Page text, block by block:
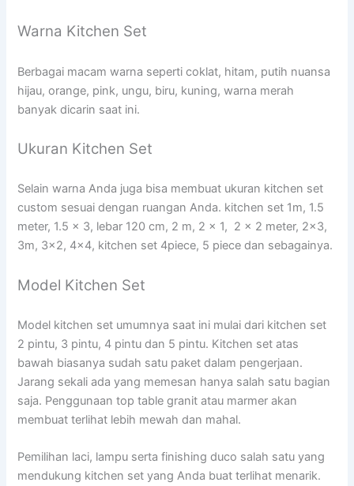
Warna Kitchen Set
Berbagai macam warna seperti coklat, hitam, putih nuansa
hijau, orange, pink, ungu, biru, kuning, warna merah
banyak dicarin saat ini.
Ukuran Kitchen Set
Selain warna Anda juga bisa membuat ukuran kitchen set
custom sesuai dengan ruangan Anda. kitchen set 1m, 1.5
meter, 1.5 x 3, lebar 120 cm, 2 m, 2 x 1, 2 x 2 meter, 2×3,
3m, 3×2, 4×4, kitchen set 4piece, 5 piece dan sebagainya.
Model Kitchen Set
Model kitchen set umumnya saat ini mulai dari kitchen set
2 pintu, 3 pintu, 4 pintu dan 5 pintu. Kitchen set atas
bawah biasanya sudah satu paket dalam pengerjaan.
Jarang sekali ada yang memesan hanya salah satu bagian
saja. Penggunaan top table granit atau marmer akan
membuat terlihat lebih mewah dan mahal.
Pemilihan laci, lampu serta finishing duco salah satu yang
mendukung kitchen set yang Anda buat terlihat menarik.